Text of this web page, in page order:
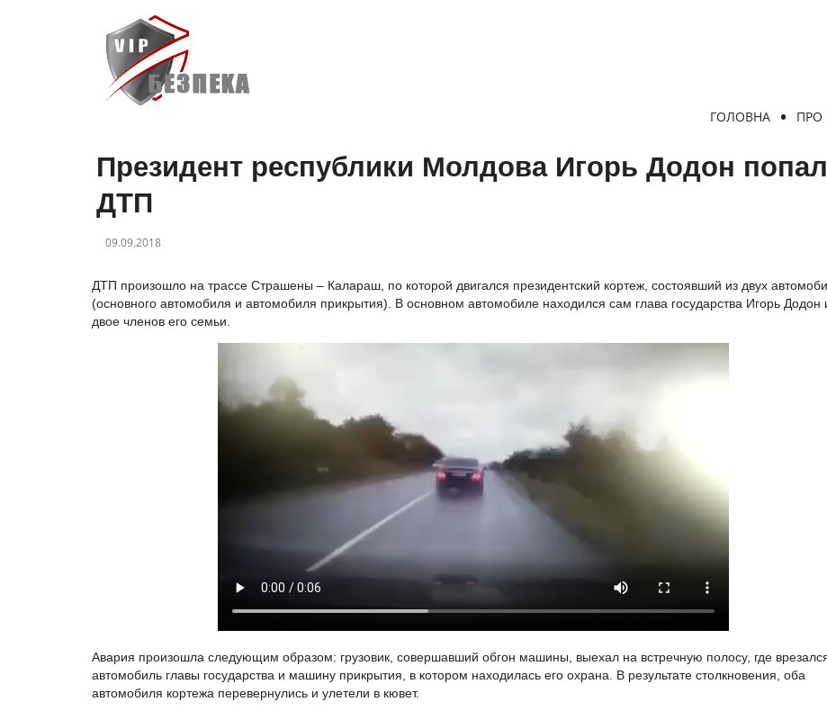
ГОЛОВНА ПРО
Президент республики Молдова Игорь Додон
ДТП
09.09.2018
ДТП произошло на трассе Страшены – Калараш, по которой двигался президентский кортеж, состоявший из двух
(основного автомобиля и автомобиля прикрытия). В основном автомобиле находился сам глава государства Игорь Додон
двое членов его семьи.
Авария произошла следующим образом: грузовик, совершавший обгон машины, выехал на встречную полосу, где
автомобиль главы государства и машину прикрытия, в котором находилась его охрана. В результате столкновения, оба
автомобиля кортежа перевернулись и улетели в кювет.